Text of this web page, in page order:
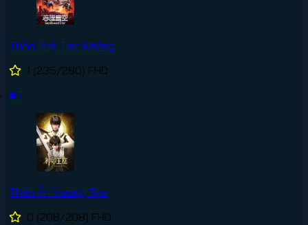
Thôn Phệ Tinh Không
1 (235/280) FHD
#7
Thần Ấn Vương Tọa
0 (208/208) FHD